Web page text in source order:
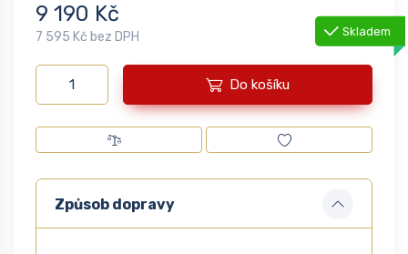
9 190 Kč
7 595 Kč bez DPH Skladem
Do košíku
Způsob dopravy